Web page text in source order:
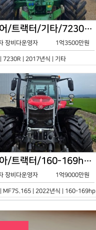
존디어/트랙터/기타/7230R/2017년식
장비다운영자 1억3500만원
7230R | 2017년식 | 기타
아세아/트랙터/160-169hp/MF7S.165/2023년식
장비다운영자 1억9000만원
| MF7S.165 | 2022년식 | 160-169hp